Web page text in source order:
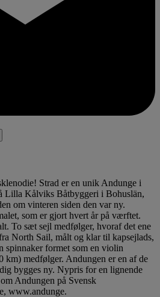
Strad er en unik Andunge i
Lilla Kålviks Båtbyggeri i Bohuslän,
om vinteren siden den var ny.
som er gjort hvert år på værftet.
To sæt sejl medfølger, hvoraf det ene
North Sail, målt og klar til kapsejlads,
spinnaker formet som en violin
km) medfølger. Andungen er en af de
bygges ny. Nypris for en lignende
Andungen på Svensk
www.andunge.